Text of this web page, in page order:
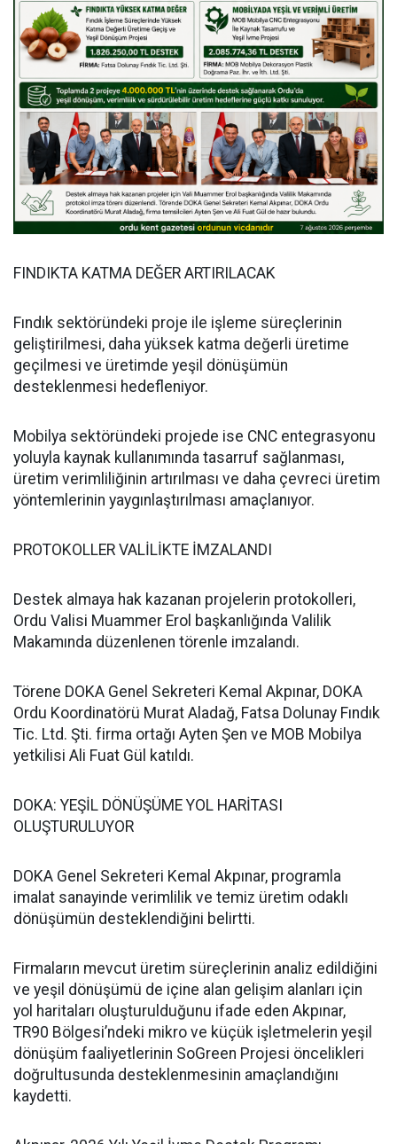
FINDIKTA KATMA DEĞER ARTIRILACAK
Fındık sektöründeki proje ile işleme süreçlerinin
geliştirilmesi, daha yüksek katma değerli üretime
geçilmesi ve üretimde yeşil dönüşümün
desteklenmesi hedefleniyor.
Mobilya sektöründeki projede ise CNC entegrasyonu
yoluyla kaynak kullanımında tasarruf sağlanması,
üretim verimliliğinin artırılması ve daha çevreci üretim
yöntemlerinin yaygınlaştırılması amaçlanıyor.
PROTOKOLLER VALİLİKTE İMZALANDI
Destek almaya hak kazanan projelerin protokolleri,
Ordu Valisi Muammer Erol başkanlığında Valilik
Makamında düzenlenen törenle imzalandı.
Törene DOKA Genel Sekreteri Kemal Akpınar, DOKA
Ordu Koordinatörü Murat Aladağ, Fatsa Dolunay Fındık
Tic. Ltd. Şti. firma ortağı Ayten Şen ve MOB Mobilya
yetkilisi Ali Fuat Gül katıldı.
DOKA: YEŞİL DÖNÜŞÜME YOL HARİTASI
OLUŞTURULUYOR
DOKA Genel Sekreteri Kemal Akpınar, programla
imalat sanayinde verimlilik ve temiz üretim odaklı
dönüşümün desteklendiğini belirtti.
Firmaların mevcut üretim süreçlerinin analiz edildiğini
ve yeşil dönüşümü de içine alan gelişim alanları için
yol haritaları oluşturulduğunu ifade eden Akpınar,
TR90 Bölgesi’ndeki mikro ve küçük işletmelerin yeşil
dönüşüm faaliyetlerinin SoGreen Projesi öncelikleri
doğrultusunda desteklenmesinin amaçlandığını
kaydetti.